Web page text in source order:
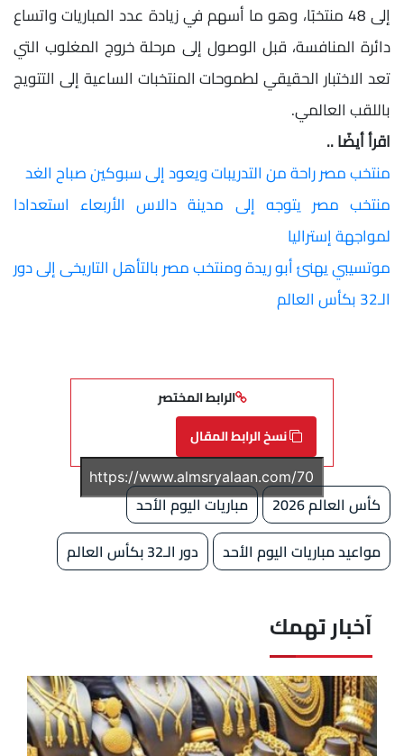
إلى 48 منتخبًا، وهو ما أسهم في زيادة عدد المباريات واتساع
دائرة المنافسة، قبل الوصول إلى مرحلة خروج المغلوب التي
تعد الاختبار الحقيقي لطموحات المنتخبات الساعية إلى التتويج
باللقب العالمي.
اقرأ أيضًا ..
منتخب مصر راحة من التدريبات ويعود إلى سبوكين صباح الغد
منتخب مصر يتوجه إلى مدينة دالاس الأربعاء استعدادا
لمواجهة إستراليا
موتسيبي يهنئ أبو ريدة ومنتخب مصر بالتأهل التاريخى إلى دور
الـ32 بكأس العالم
الرابط المختصر
نسخ الرابط المقال
كأس العالم 2026
مباريات اليوم الأحد
مواعيد مباريات اليوم الأحد
دور الـ32 بكأس العالم
آخبار تهمك